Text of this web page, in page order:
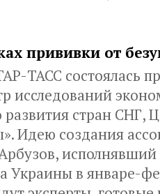
прививки от
ТАСС состоялась
исследований
развития стран СНГ,
Идею создания
исполнявший
Украины в январе-